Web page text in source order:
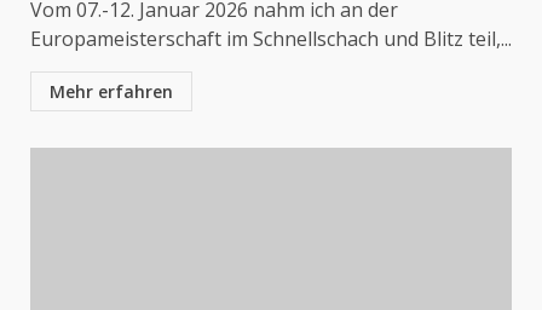
Vom 07.-12. Januar 2026 nahm ich an der
Europameisterschaft im Schnellschach und Blitz teil,...
Mehr erfahren